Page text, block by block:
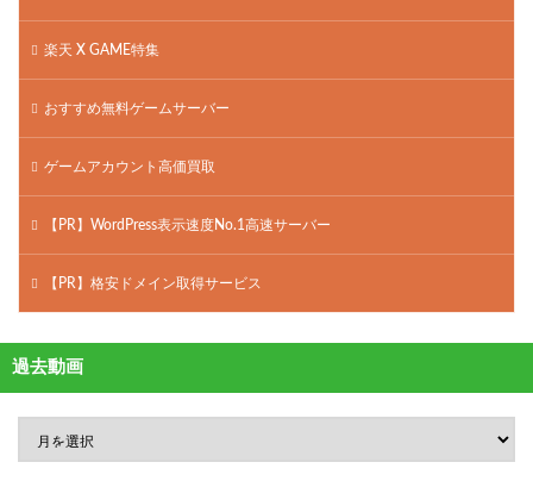
楽天 X GAME特集
おすすめ無料ゲームサーバー
ゲームアカウント高価買取
【PR】WordPress表示速度No.1高速サーバー
【PR】格安ドメイン取得サービス
過去動画